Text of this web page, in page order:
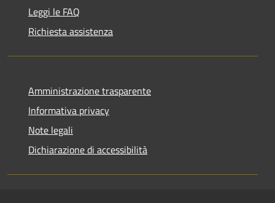
Leggi le FAQ
Richiesta assistenza
Amministrazione trasparente
Informativa privacy
Note legali
Dichiarazione di accessibilità